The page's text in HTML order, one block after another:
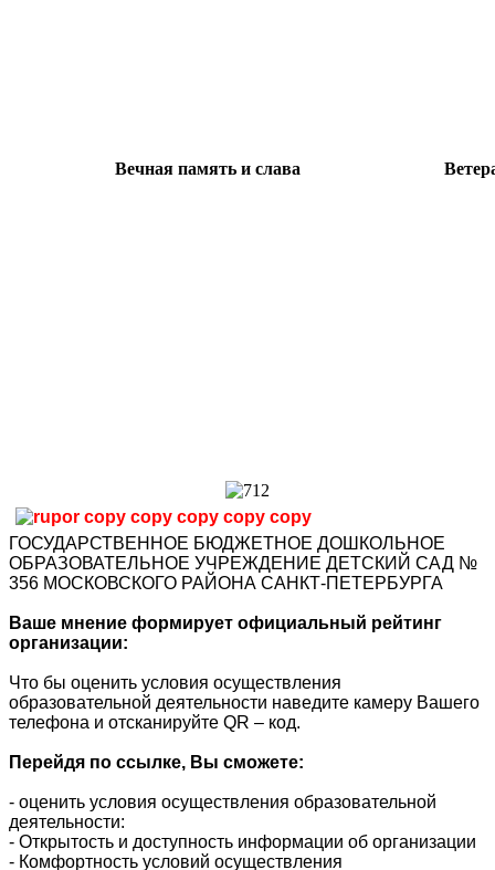
Вечная память и слава
ГОСУДАРСТВЕННОЕ БЮДЖЕТНОЕ ДОШКОЛЬНОЕ
ОБРАЗОВАТЕЛЬНОЕ УЧРЕЖДЕНИЕ ДЕТСКИЙ САД №
356 МОСКОВСКОГО РАЙОНА САНКТ-ПЕТЕРБУРГА
Ваше мнение формирует официальный рейтинг
организации:
Что бы оценить условия осуществления
образовательной деятельности наведите камеру Вашего
телефона и отсканируйте QR – код.
Перейдя по ссылке, Вы сможете:
- оценить условия осуществления образовательной
деятельности:
- Открытость и доступность информации об организации
- Комфортность условий осуществления